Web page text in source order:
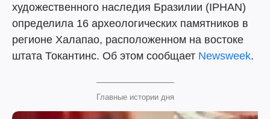
художественного наследия Бразилии (IPHAN)
определила 16 археологических памятников в
регионе Халапао, расположенном на востоке
штата Токантинс. Об этом сообщает Newsweek.
Главные истории дня